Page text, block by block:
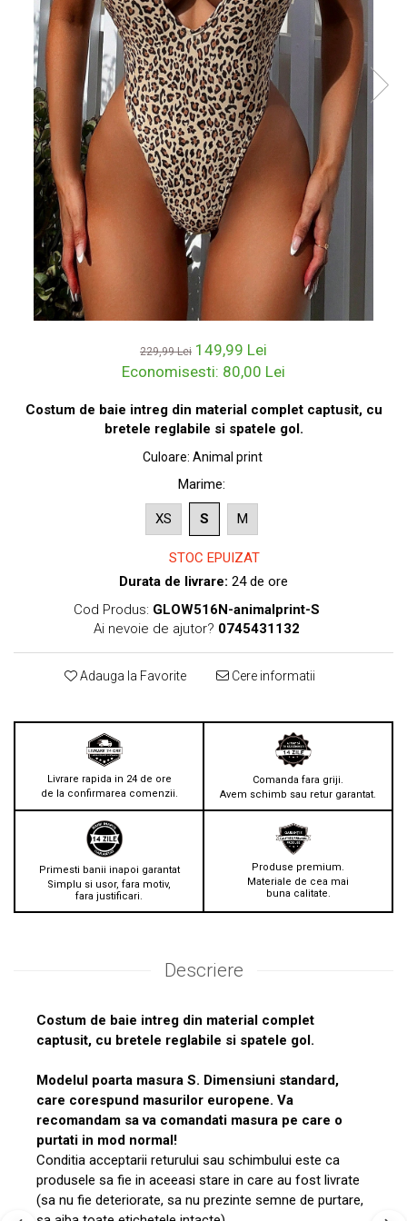
229,99 Lei 149,99 Lei
Economisesti: 80,00 Lei
Costum de baie intreg din material complet captusit, cu
bretele reglabile si spatele gol.
Culoare: Animal print
Marime:
XS S M
STOC EPUIZAT
Durata de livrare: 24 de ore
Cod Produs: GLOW516N-animalprint-S
Ai nevoie de ajutor? 0745431132
Adauga la Favorite Cere informatii
Livrare rapida in 24 de ore
de la confirmarea comenzii.
Comanda fara griji.
Avem schimb sau retur garantat.
Primesti banii inapoi garantat
Simplu si usor, fara motiv,
fara justificari.
Produse premium.
Materiale de cea mai
buna calitate.
Descriere
Costum de baie intreg din material complet
captusit, cu bretele reglabile si spatele gol.
Modelul poarta masura S. Dimensiuni standard,
care corespund masurilor europene. Va
recomandam sa va comandati masura pe care o
purtati in mod normal!
Conditia acceptarii returului sau schimbului este ca
produsele sa fie in aceeasi stare in care au fost livrate
(sa nu fie deteriorate, sa nu prezinte semne de purtare,